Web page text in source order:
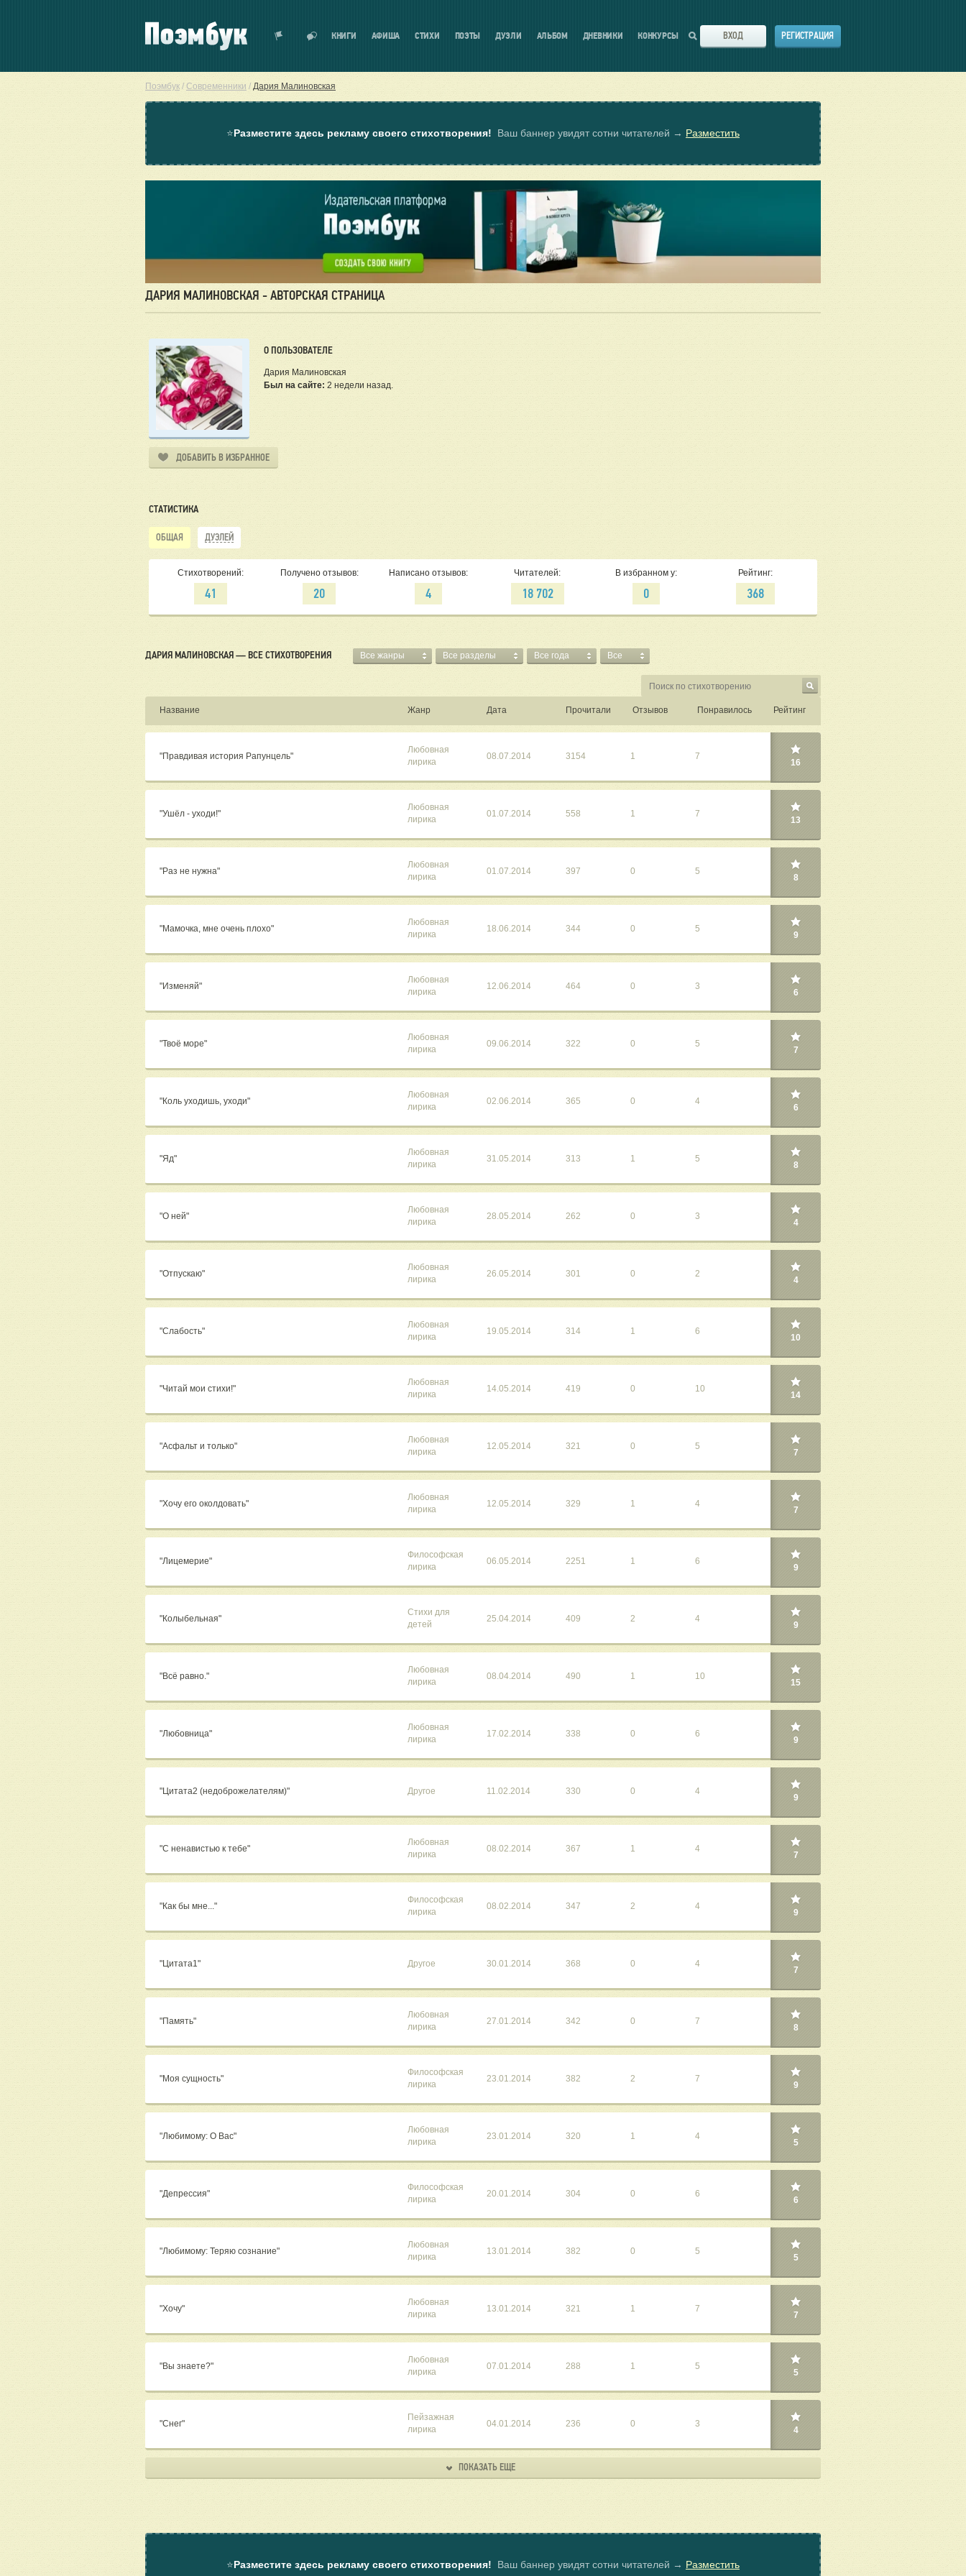
КНИГИ АФИША СТИХИ ПОЭТЫ ДУЭЛИ АЛЬБОМ ДНЕВНИКИ КОНКУРСЫ ВХОД РЕГИСТРАЦИЯ
Поэмбук / Современники / Дария Малиновская
⭐Разместите здесь рекламу своего стихотворения! Ваш баннер увидят сотни читателей → Разместить
ДАРИЯ МАЛИНОВСКАЯ - АВТОРСКАЯ СТРАНИЦА
О ПОЛЬЗОВАТЕЛЕ
Дария Малиновская
Был на сайте: 2 недели назад.
ДОБАВИТЬ В ИЗБРАННОЕ
СТАТИСТИКА
ОБЩАЯ ДУЭЛЕЙ
Стихотворений:
41
Получено отзывов:
20
Написано отзывов:
4
Читателей:
18 702
В избранном у:
0
Рейтинг:
368
ДАРИЯ МАЛИНОВСКАЯ — ВСЕ СТИХОТВОРЕНИЯ Все жанры Все разделы Все года Все
Название Жанр Дата Прочитали Отзывов Понравилось Рейтинг
"Правдивая история Рапунцель"
Любовная
лирика
08.07.2014 3154 1 7
16
"Ушёл - уходи!"
Любовная
лирика
01.07.2014 558 1 7
13
"Раз не нужна"
Любовная
лирика
01.07.2014 397 0 5
8
"Мамочка, мне очень плохо"
Любовная
лирика
18.06.2014 344 0 5
9
"Изменяй"
Любовная
лирика
12.06.2014 464 0 3
6
"Твоё море"
Любовная
лирика
09.06.2014 322 0 5
7
"Коль уходишь, уходи"
Любовная
лирика
02.06.2014 365 0 4
6
"Яд"
Любовная
лирика
31.05.2014 313 1 5
8
"О ней"
Любовная
лирика
28.05.2014 262 0 3
4
"Отпускаю"
Любовная
лирика
26.05.2014 301 0 2
4
"Слабость"
Любовная
лирика
19.05.2014 314 1 6
10
"Читай мои стихи!"
Любовная
лирика
14.05.2014 419 0 10
14
"Асфальт и только"
Любовная
лирика
12.05.2014 321 0 5
7
"Хочу его околдовать"
Любовная
лирика
12.05.2014 329 1 4
7
"Лицемерие"
Философская
лирика
06.05.2014 2251 1 6
9
"Колыбельная"
Стихи для
детей
25.04.2014 409 2 4
9
"Всё равно."
Любовная
лирика
08.04.2014 490 1 10
15
"Любовница"
Любовная
лирика
17.02.2014 338 0 6
9
"Цитата2 (недоброжелателям)" Другое 11.02.2014 330 0 4
9
"С ненавистью к тебе"
Любовная
лирика
08.02.2014 367 1 4
7
"Как бы мне..."
Философская
лирика
08.02.2014 347 2 4
9
"Цитата1" Другое 30.01.2014 368 0 4
7
"Память"
Любовная
лирика
27.01.2014 342 0 7
8
"Моя сущность"
Философская
лирика
23.01.2014 382 2 7
9
"Любимому: О Вас"
Любовная
лирика
23.01.2014 320 1 4
5
"Депрессия"
Философская
лирика
20.01.2014 304 0 6
6
"Любимому: Теряю сознание"
Любовная
лирика
13.01.2014 382 0 5
5
"Хочу"
Любовная
лирика
13.01.2014 321 1 7
7
"Вы знаете?"
Любовная
лирика
07.01.2014 288 1 5
5
"Снег"
Пейзажная
лирика
04.01.2014 236 0 3
4
ПОКАЗАТЬ ЕЩЕ
⭐Разместите здесь рекламу своего стихотворения! Ваш баннер увидят сотни читателей → Разместить